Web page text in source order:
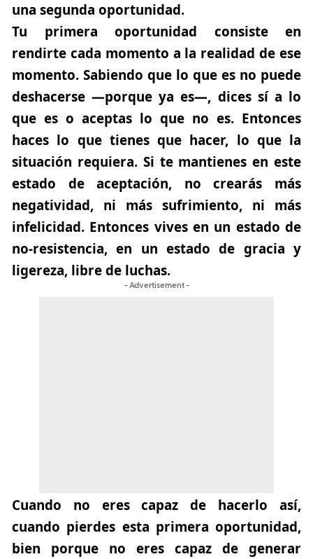
una segunda oportunidad.
Tu primera oportunidad consiste en
rendirte cada momento a la realidad de ese
momento. Sabiendo que lo que es no puede
deshacerse —porque ya es—, dices sí a lo
que es o aceptas lo que no es. Entonces
haces lo que tienes que hacer, lo que la
situación requiera. Si te mantienes en este
estado de aceptación, no crearás más
negatividad, ni más sufrimiento, ni más
infelicidad. Entonces vives en un estado de
no-resistencia, en un estado de gracia y
ligereza, libre de luchas.
- Advertisement -
Cuando no eres capaz de hacerlo así,
cuando pierdes esta primera oportunidad,
bien porque no eres capaz de generar